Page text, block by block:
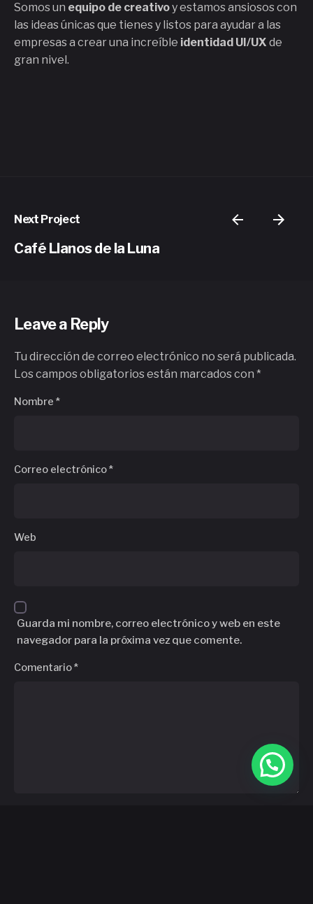
Somos un equipo de creativoy estamos ansiosos con
las ideas únicas que tienes y listos para ayudar a las
empresas a crear una increíble identidad UI/UX de
gran nivel.
Next Project
Café Llanos de la Luna
Leave a Reply
Tu dirección de correo electrónico no será publicada.
Los campos obligatorios están marcados con *
Nombre *
Correo electrónico*
Web
Guarda mi nombre, correo electrónico y web en este
navegador para la próxima vez que comente.
Comentario*